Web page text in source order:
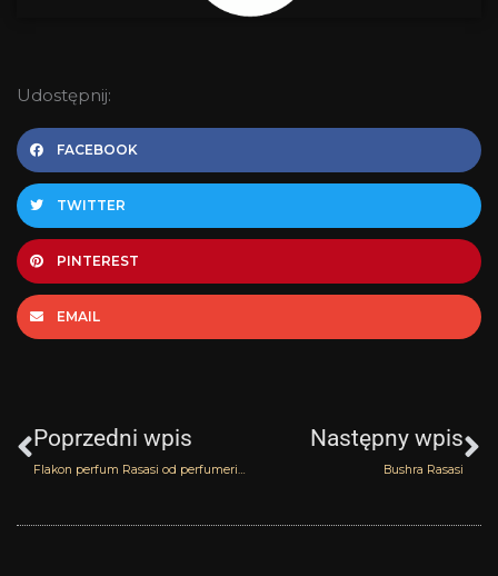
Udostępnij:
FACEBOOK
TWITTER
PINTEREST
EMAIL
Poprzedni wpis
Flakon perfum Rasasi od perfumerii Yasmeen dla Was
Następny wpis
Bushra Rasasi